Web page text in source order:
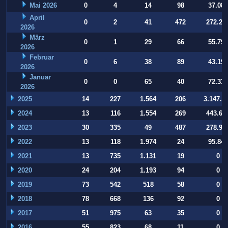
Mai 2026 0 4 14 98
37.084
April
2026
0 2 41 472
März
2026
0 1 29 66
55.794
Februar
2026
0 6 38 89
43.197
Januar
2026
0 0 65 40 72.332
2025 14 227 1.564 206
2024
13 116 1.554 269
2023
30 335 49 487
2022
13 118 1.974 24
95.847
2021
13 735 1.131 19
0
2020
24 204 1.193 94
0
2019
73 542 518 58
0
2018
78 668 136 92
0
2017
51 975 63 35
0